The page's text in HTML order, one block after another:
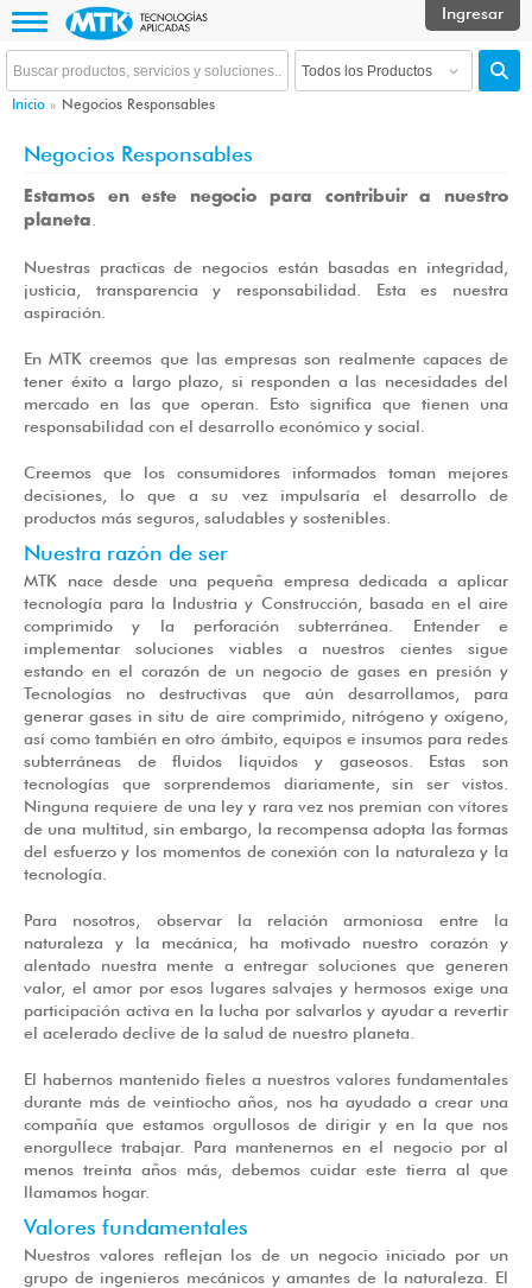
Inicio » Negocios Responsables
Negocios Responsables
Estamos en este negocio para contribuir a nuestro
planeta
Nuestras practicas de negocios están basadas en integridad,
justicia, transparencia y responsabilidad. Esta es nuestra
aspiración.
En MTK creemos que las empresas son realmente capaces de
tener éxito a largo plazo, si responden a las necesidades del
mercado en las que operan. Esto significa que tienen una
responsabilidad con el desarrollo económico y social.
Creemos que los consumidores informados toman mejores
decisiones, lo que a su vez impulsaría el desarrollo de
productos más seguros, saludables y sostenibles.
Nuestra razón de ser
MTK nace desde una pequeña empresa dedicada a aplicar
tecnología para la Industria y Construcción, basada en el aire
comprimido y la perforación subterránea. Entender e
implementar soluciones viables a nuestros cientes sigue
estando en el corazón de un negocio de gases en presión y
Tecnologías no destructivas que aún desarrollamos, para
generar gases in situ de aire comprimido, nitrógeno y oxígeno,
así como también en otro ámbito, equipos e insumos para redes
subterráneas de fluidos líquidos y gaseosos. Estas son
tecnologías que sorprendemos diariamente, sin ser vistos.
Ninguna requiere de una ley y rara vez nos premian con vítores
de una multitud, sin embargo, la recompensa adopta las formas
del esfuerzo y los momentos de conexión con la naturaleza y la
tecnología.
Para nosotros, observar la relación armoniosa entre la
naturaleza y la mecánica, ha motivado nuestro corazón y
alentado nuestra mente a entregar soluciones que generen
valor, el amor por esos lugares salvajes y hermosos exige una
participación activa en la lucha por salvarlos y ayudar a revertir
el acelerado declive de la salud de nuestro planeta.
El habernos mantenido fieles a nuestros valores fundamentales
durante más de veintiocho años, nos ha ayudado a crear una
compañía que estamos orgullosos de dirigir y en la que nos
enorgullece trabajar. Para mantenernos en el negocio por al
menos treinta años más, debemos cuidar este tierra al que
llamamos hogar.
Valores fundamentales
Nuestros valores reflejan los de un negocio iniciado por un
grupo de ingenieros mecánicos y amantes de la naturaleza. El